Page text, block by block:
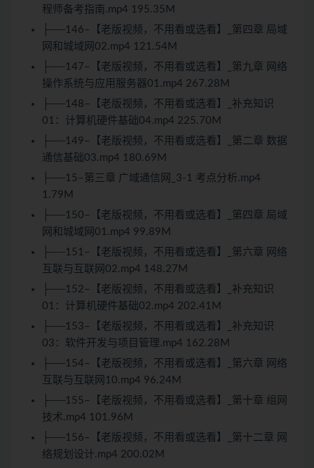
程师备考指南.mp4 195.35M
├──146–【老版视频，不用看或选看】_第四章 局域
网和城域网02.mp4 121.54M
├──147–【老版视频，不用看或选看】_第九章 网络
操作系统与应用服务器01.mp4 267.28M
├──148–【老版视频，不用看或选看】_补充知识
01：计算机硬件基础04.mp4 225.70M
├──149–【老版视频，不用看或选看】_第二章 数据
通信基础03.mp4 180.69M
├──15–第三章 广域通信网_3-1 考点分析.mp4
1.79M
├──150–【老版视频，不用看或选看】_第四章 局域
网和城域网01.mp4 99.89M
├──151–【老版视频，不用看或选看】_第六章 网络
互联与互联网02.mp4 148.27M
├──152–【老版视频，不用看或选看】_补充知识
01：计算机硬件基础02.mp4 202.41M
├──153–【老版视频，不用看或选看】_补充知识
03：软件开发与项目管理.mp4 162.28M
├──154–【老版视频，不用看或选看】_第六章 网络
互联与互联网10.mp4 96.24M
├──155–【老版视频，不用看或选看】_第十章 组网
技术.mp4 101.96M
├──156–【老版视频，不用看或选看】_第十二章 网
络规划设计.mp4 200.02M